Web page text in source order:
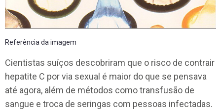
Referência da imagem
Cientistas suíços descobriram que o risco de contrair
hepatite C por via sexual é maior do que se pensava
até agora, além de métodos como transfusão de
sangue e troca de seringas com pessoas infectadas.